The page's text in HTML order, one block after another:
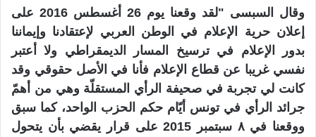
وقال السبسى "لقد وقعنا يوم 26 أغسطس 2016 على
إعلان حرية الإعلام في الوطن العربي لإعتقادنا وإيماننا
بدور الإعلام في ترسيخ المسار الديمقراطي ولا أعتبر
نفسي غريبا عن قطاع الإعلام فأنا في الأصل حقوقي وقد
كانت لي تجربة في صحيفة الرأي المستقلّة وهي من أهمّ
جرائد الرأي في تونس أيّام حكم الحزب الواحد، كما سبق
ووقعنا في ٨ سبتمبر 2015 على قرار يقضي بأن يتحول